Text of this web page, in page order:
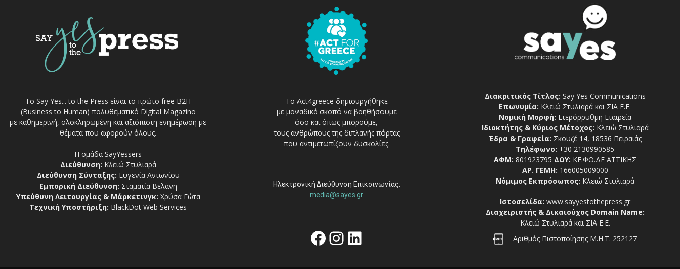
Το Say Yes... to the Press είναι το πρώτο free Β2Η
(Business to Human) πολυθεματικό Digital Magazino
με καθημερινή, ολοκληρωμένη και αξιόπιστη ενημέρωση με
θέματα που αφορούν όλους.
Η ομάδα SayYessers
Διεύθυνση: Κλειώ Στυλιαρά
Διεύθυνση Σύνταξης: Ευγενία Αντωνίου
Εμπορική Διεύθυνση: Σταματία Βελάνη
Υπεύθυνη Λειτουργίας & Μάρκετινγκ: Χρύσα Γώτα
Τεχνική Υποστήριξη: BlackDot Web Services
Το Act4greece δημιουργήθηκε
με μοναδικό σκοπό να βοηθήσουμε
όσο και όπως μπορούμε,
τους ανθρώπους της διπλανής πόρτας
που αντιμετωπίζουν δυσκολίες.
Ηλεκτρονική Διεύθυνση Επικοινωνίας:
media@sayes.gr
Facebook
Instagram
Linkedin
Διακριτικός Τίτλος: Say Yes Communications
Επωνυμία: Κλειώ Στυλιαρά και ΣΙΑ Ε.Ε.
Νομική Μορφή: Ετερόρρυθμη Εταιρεία
Ιδιοκτήτης & Κύριος Μέτοχος: Κλειώ Στυλιαρά
Έδρα & Γραφεία: Σκουζέ 14, 18536 Πειραιάς
Τηλέφωνο: +30 2130990585
ΑΦΜ: 801923795 ΔΟΥ: ΚΕ.ΦΟ.ΔΕ ΑΤΤΙΚΗΣ
ΑΡ. ΓΕΜΗ: 166005009000
Νόμιμος Εκπρόσωπος: Κλειώ Στυλιαρά
Ιστοσελίδα: www.sayyestothepress.gr
Διαχειριστής & Δικαιούχος Domain Name:
Κλειώ Στυλιαρά και ΣΙΑ Ε.Ε.
Αριθμός Πιστοποίησης Μ.Η.Τ. 252127